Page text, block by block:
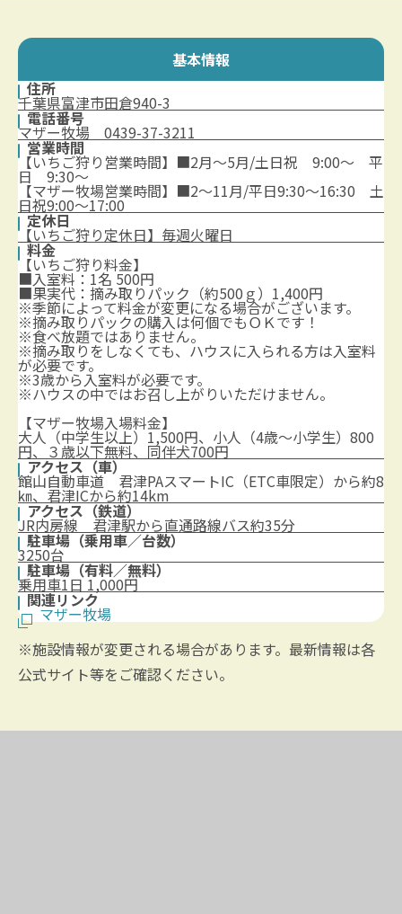
基本情報
住所
千葉県富津市田倉940-3
電話番号
マザー牧場 0439-37-3211
営業時間
【いちご狩り営業時間】■2月～5月/土日祝 9:00～ 平
日 9:30～
【マザー牧場営業時間】■2～11月/平日9:30～16:30 土
日祝9:00～17:00
定休日
【いちご狩り定休日】毎週火曜日
料金
【いちご狩り料金】
■入室料：1名 500円
■果実代：摘み取りパック（約500ｇ）1,400円
※季節によって料金が変更になる場合がございます。
※摘み取りパックの購入は何個でもＯＫです！
※食べ放題ではありません。
※摘み取りをしなくても、ハウスに入られる方は入室料
が必要です。
※3歳から入室料が必要です。
※ハウスの中ではお召し上がりいただけません。
【マザー牧場入場料金】
大人（中学生以上）1,500円、小人（4歳～小学生）800
円、３歳以下無料、同伴犬700円
アクセス（車）
館山自動車道 君津PAスマートIC（ETC車限定）から約8
㎞、君津ICから約14km
アクセス（鉄道）
JR内房線 君津駅から直通路線バス約35分
駐車場（乗用車／台数）
3250台
駐車場（有料／無料）
乗用車1日 1,000円
関連リンク
マザー牧場
※施設情報が変更される場合があります。最新情報は各
公式サイト等をご確認ください。